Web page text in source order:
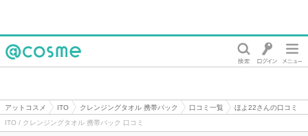
アットコスメ ITO クレンジングタオル 携帯パック 口コミ一覧
ほよ22さんの口コミ
ITO / クレンジングタオル 携帯パック 口コミ